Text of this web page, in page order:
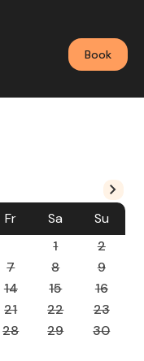
Book
Fr Sa
Su
1
2
7 8
9
14 15
16
21 22
23
28 29
30